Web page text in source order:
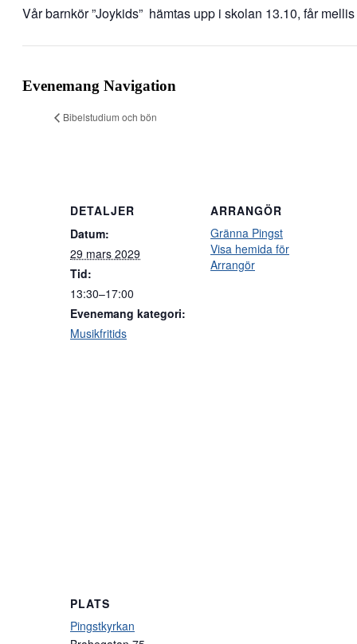
Vår barnkör ”Joykids” hämtas upp i skolan 13.10, får
Evenemang Navigation
Bibelstudium och bön
DETALJER
Datum:
29 mars 2029
Tid:
13:30–17:00
Evenemang kategori:
Musikfritids
ARRANGÖR
Gränna Pingst
Visa hemida för
Arrangör
PLATS
Pingstkyrkan